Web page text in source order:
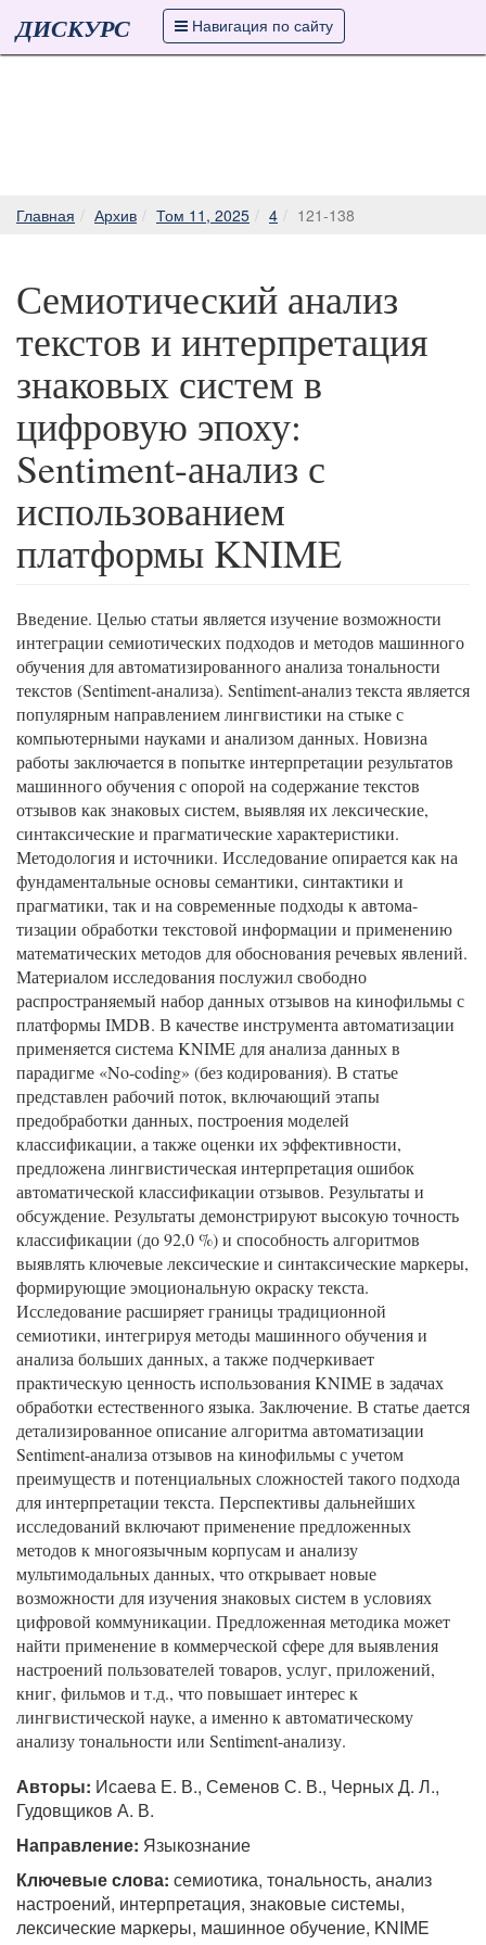
ДИСКУРС Навигация по сайту
Главная Архив Том 11, 2025 4 121-138
Семиотический анализ
текстов и интерпретация
знаковых систем в
цифровую эпоху:
Sentiment-анализ с
использованием
платформы KNIME
Введение. Целью статьи является изучение возможности
интеграции семиотических подходов и методов машинного
обучения для автоматизированного анализа тональности
текстов (Sentiment-анализа). Sentiment-анализ текста является
популярным направлением лингвистики на стыке с
компьютерными науками и анализом данных. Новизна
работы заключается в попытке интерпретации результатов
машинного обучения с опорой на содержание текстов
отзывов как знаковых систем, выявляя их лексические,
синтаксические и прагматические характеристики.
Методология и источники. Исследование опирается как на
фундаментальные основы семантики, синтактики и
прагматики, так и на современные подходы к автома-
тизации обработки текстовой информации и применению
математических методов для обоснования речевых явлений.
Материалом исследования послужил свободно
распространяемый набор данных отзывов на кинофильмы с
платформы IMDB. В качестве инструмента автоматизации
применяется система KNIME для анализа данных в
парадигме «No-coding» (без кодирования). В статье
представлен рабочий поток, включающий этапы
предобработки данных, построения моделей
классификации, а также оценки их эффективности,
предложена лингвистическая интерпретация ошибок
автоматической классификации отзывов. Результаты и
обсуждение. Результаты демонстрируют высокую точность
классификации (до 92,0 %) и способность алгоритмов
выявлять ключевые лексические и синтаксические маркеры,
формирующие эмоциональную окраску текста.
Исследование расширяет границы традиционной
семиотики, интегрируя методы машинного обучения и
анализа больших данных, а также подчеркивает
практическую ценность использования KNIME в задачах
обработки естественного языка. Заключение. В статье дается
детализированное описание алгоритма автоматизации
Sentiment-анализа отзывов на кинофильмы с учетом
преимуществ и потенциальных сложностей такого подхода
для интерпретации текста. Перспективы дальнейших
исследований включают применение предложенных
методов к многоязычным корпусам и анализу
мультимодальных данных, что открывает новые
возможности для изучения знаковых систем в условиях
цифровой коммуникации. Предложенная методика может
найти применение в коммерческой сфере для выявления
настроений пользователей товаров, услуг, приложений,
книг, фильмов и т.д., что повышает интерес к
лингвистической науке, а именно к автоматическому
анализу тональности или Sentiment-анализу.
Авторы: Исаева Е. В., Семенов С. В., Черных Д. Л.,
Гудовщиков А. В.
Направление: Языкознание
Ключевые слова: семиотика, тональность, анализ
настроений, интерпретация, знаковые системы,
лексические маркеры, машинное обучение, KNIME